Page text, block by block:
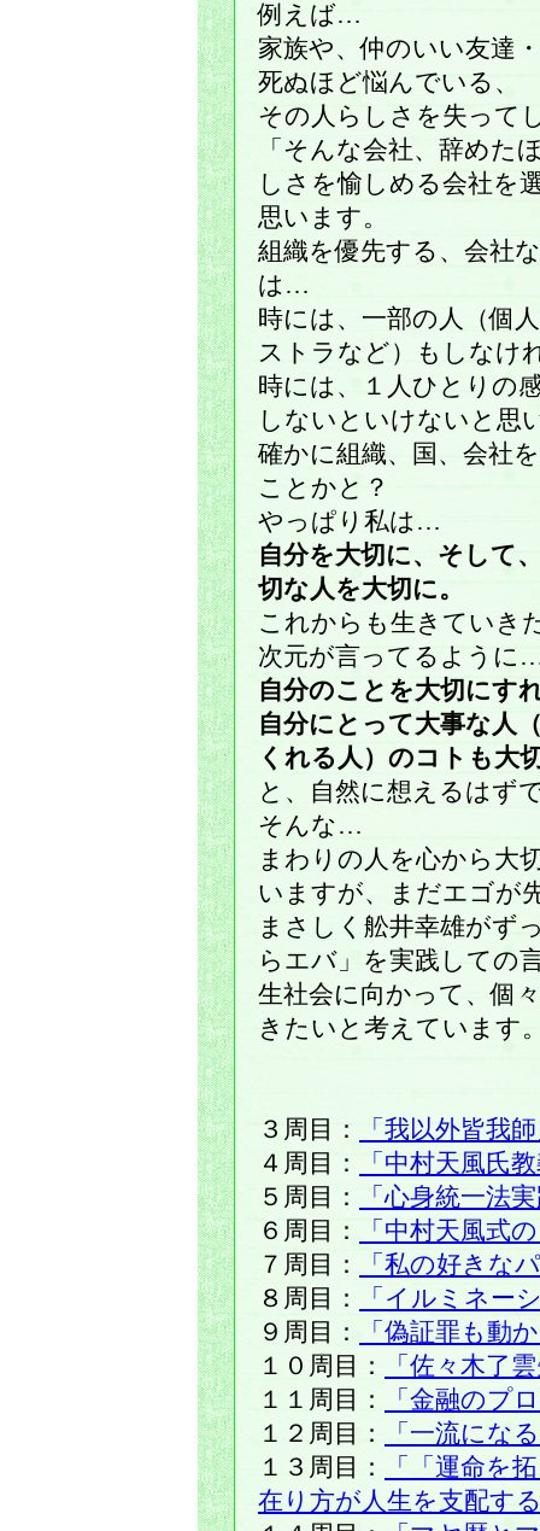
例えば…
家族や、仲のいい友達
死ぬほど悩んでいる、
その人らしさを失って
「そんな会社、辞めた
しさを愉しめる会社を
思います。
組織を優先する、会社
は…
時には、一部の人（個
ストラなど）もしなけ
時には、１人ひとりの
しないといけないと思
確かに組織、国、会社
ことかと？
やっぱり私は…
自分を大切に、そして
切な人を大切に。
これからも生きていき
次元が言ってるように
自分のことを大切にす
自分にとって大事な人
くれる人）のコトも大
と、自然に想えるはず
そんな…
まわりの人を心から大
いますが、まだエゴが
まさしく舩井幸雄がず
らエバ」を実践しての
生社会に向かって、個
きたいと考えています
３周目：
「我以外皆我
４周目：
「中村天風氏
５周目：
「心身統一法
６周目：
「中村天風式
７周目：
「私の好きな
８周目：
「イルミネー
９周目：
「偽証罪も動
１０周目：
「佐々木了
１１周目：
「金融のプ
１２周目：
「一流にな
１３周目：
「「運命を
在り方が人生を支配す